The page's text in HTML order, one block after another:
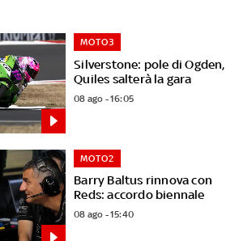
Silverstone: pole di Ogden,
Quiles salterà la gara
MOTO3
08 ago - 16:05
Barry Baltus rinnova con
Reds: accordo biennale
MOTO2
08 ago - 15:40